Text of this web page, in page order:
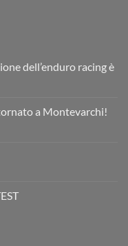
dell’enduro racing è
a Montevarchi!